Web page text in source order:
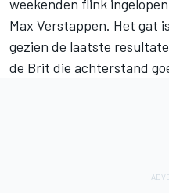
weekenden flink
Max Verstappen. Het gat
gezien de laatste
de Brit die achterstand